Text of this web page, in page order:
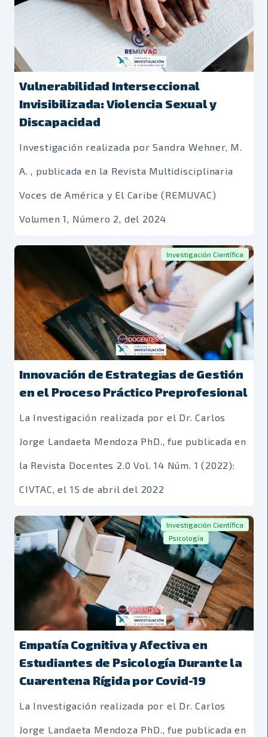
Vulnerabilidad Interseccional
Invisibilizada: Violencia Sexual y
Discapacidad
Investigación realizada por Sandra Wehner, M.
A. , publicada en la Revista Multidisciplinaria
Voces de América y El Caribe (REMUVAC)
Volumen 1, Número 2, del 2024
Investigación Científica
Innovación de Estrategias de Gestión
en el Proceso Práctico Preprofesional
La Investigación realizada por el Dr. Carlos
Jorge Landaeta Mendoza PhD., fue publicada en
la Revista Docentes 2.0 Vol. 14 Núm. 1 (2022):
CIVTAC, el 15 de abril del 2022
Investigación Científica
Psicología
Empatía Cognitiva y Afectiva en
Estudiantes de Psicología Durante la
Cuarentena Rígida por Covid-19
La Investigación realizada por el Dr. Carlos
Jorge Landaeta Mendoza PhD., fue publicada en